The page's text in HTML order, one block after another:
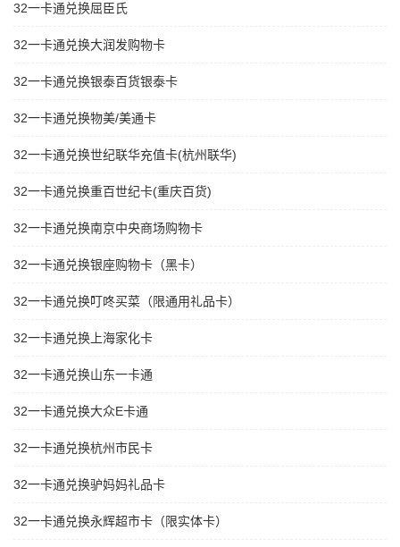
32一卡通兑换屈臣氏
32一卡通兑换大润发购物卡
32一卡通兑换银泰百货银泰卡
32一卡通兑换物美/美通卡
32一卡通兑换世纪联华充值卡(杭州联华)
32一卡通兑换重百世纪卡(重庆百货)
32一卡通兑换南京中央商场购物卡
32一卡通兑换银座购物卡（黑卡）
32一卡通兑换叮咚买菜（限通用礼品卡）
32一卡通兑换上海家化卡
32一卡通兑换山东一卡通
32一卡通兑换大众E卡通
32一卡通兑换杭州市民卡
32一卡通兑换驴妈妈礼品卡
32一卡通兑换永辉超市卡（限实体卡）